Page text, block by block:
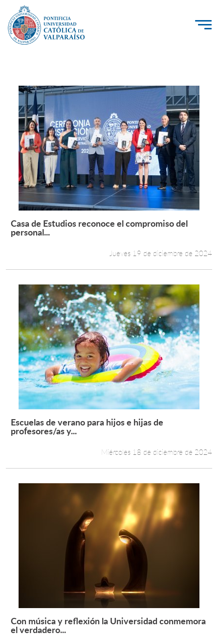
PUCV Internacional
Vinculación con el Medio
Admisión
Pregrado
Postgrado
Formación Continua
Funcionarios
Alumni
English
Leer más +
Casa de Estudios reconoce el compromiso del
personal...
Jueves 19 de diciembre de 2024
Leer más +
Escuelas de verano para hijos e hijas de
profesores/as y...
Miércoles 18 de diciembre de 2024
Leer más +
Con música y reflexión la Universidad conmemora
el verdadero...